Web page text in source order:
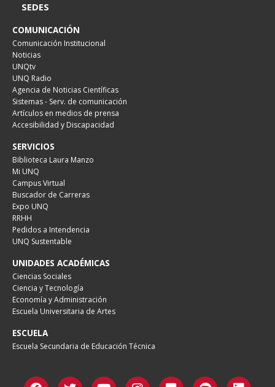
SEDES
COMUNICACIÓN
Comunicación Institucional
Noticias
UNQtv
UNQ Radio
Agencia de Noticias Científicas
Sistemas - Serv. de comunicación
Artículos en medios de prensa
Accesibilidad y Discapacidad
SERVICIOS
Biblioteca Laura Manzo
Mi UNQ
Campus Virtual
Buscador de Carreras
Expo UNQ
RRHH
Pedidos a Intendencia
UNQ Sustentable
UNIDADES ACADÉMICAS
Ciencias Sociales
Ciencia y Tecnología
Economía y Administración
Escuela Universitaria de Artes
ESCUELA
Escuela Secundaria de Educación Técnica